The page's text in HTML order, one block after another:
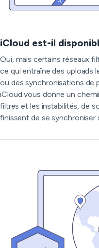
iCloud est-il
Oui, mais certains réseaux
ce qui entraîne des uploads
ou des synchronisations de
iCloud vous donne un
filtres et les instabilités, de
finissent de se synchroniser